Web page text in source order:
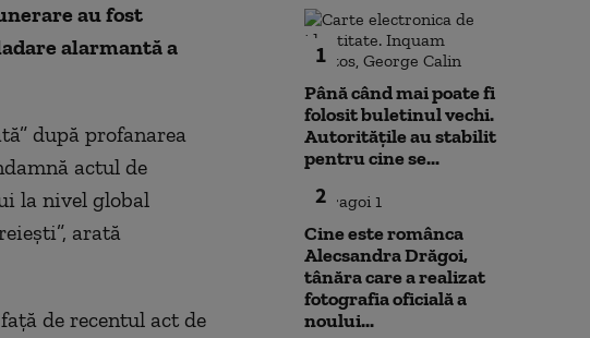
au fost
alarmantă a
după profanarea
actul de
la nivel global
arată
de recentul act de
1
Până când mai poate fi
folosit buletinul vechi.
Autoritățile au stabilit
pentru cine se...
2
Cine este românca
Alecsandra Drăgoi,
tânăra care a realizat
fotografia oficială a
noului...